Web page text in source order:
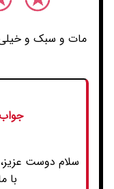
مات و سبک و
سلام دوست
با